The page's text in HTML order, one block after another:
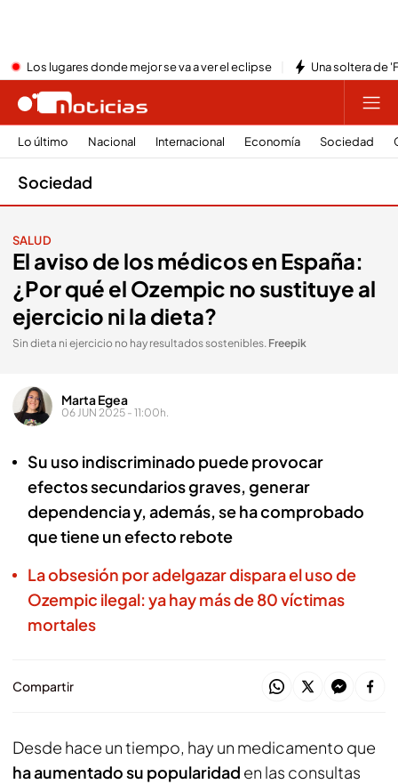
Los lugares donde mejor se va a ver el eclipse Una soltera de
Lo último Nacional Internacional Economía Sociedad
Sociedad
SALUD
El aviso de los médicos en España:
¿Por qué el Ozempic no sustituye al
ejercicio ni la dieta?
Sin dieta ni ejercicio no hay resultados sostenibles. Freepik
Marta Egea
06 JUN 2025 - 11:00h.
Su uso indiscriminado puede provocar
efectos secundarios graves, generar
dependencia y, además, se ha comprobado
que tiene un efecto rebote
La obsesión por adelgazar dispara el uso de
Ozempic ilegal: ya hay más de 80 víctimas
mortales
Compartir
Desde hace un tiempo, hay un medicamento que
ha aumentado su popularidad en las consultas